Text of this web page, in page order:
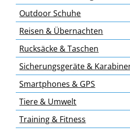
Outdoor Schuhe
Reisen & Übernachten
Rucksäcke & Taschen
Sicherungsgeräte &
Smartphones & GPS
Tiere & Umwelt
Training & Fitness